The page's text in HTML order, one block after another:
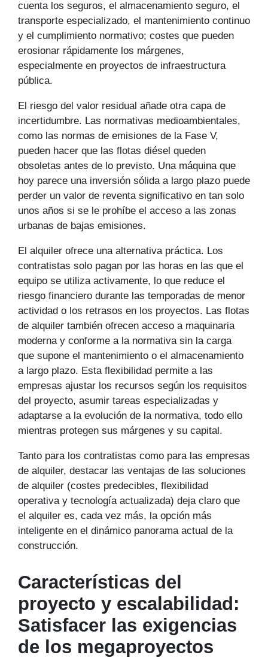
cuenta los seguros, el almacenamiento seguro, el
transporte especializado, el mantenimiento continuo
y el cumplimiento normativo; costes que pueden
erosionar rápidamente los márgenes,
especialmente en proyectos de infraestructura
pública.
El riesgo del valor residual añade otra capa de
incertidumbre. Las normativas medioambientales,
como las normas de emisiones de la Fase V,
pueden hacer que las flotas diésel queden
obsoletas antes de lo previsto. Una máquina que
hoy parece una inversión sólida a largo plazo puede
perder un valor de reventa significativo en tan solo
unos años si se le prohíbe el acceso a las zonas
urbanas de bajas emisiones.
El alquiler ofrece una alternativa práctica. Los
contratistas solo pagan por las horas en las que el
equipo se utiliza activamente, lo que reduce el
riesgo financiero durante las temporadas de menor
actividad o los retrasos en los proyectos. Las flotas
de alquiler también ofrecen acceso a maquinaria
moderna y conforme a la normativa sin la carga
que supone el mantenimiento o el almacenamiento
a largo plazo. Esta flexibilidad permite a las
empresas ajustar los recursos según los requisitos
del proyecto, asumir tareas especializadas y
adaptarse a la evolución de la normativa, todo ello
mientras protegen sus márgenes y su capital.
Tanto para los contratistas como para las empresas
de alquiler, destacar las ventajas de las soluciones
de alquiler (costes predecibles, flexibilidad
operativa y tecnología actualizada) deja claro que
el alquiler es, cada vez más, la opción más
inteligente en el dinámico panorama actual de la
construcción.
Características del
proyecto y escalabilidad:
Satisfacer las exigencias
de los megaproyectos